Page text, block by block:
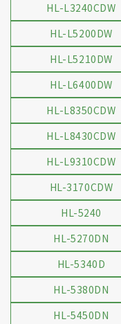
HL-L3240CDW
HL-L5200DW
HL-L5210DW
HL-L6400DW
HL-L8350CDW
HL-L8430CDW
HL-L9310CDW
HL-3170CDW
HL-5240
HL-5270DN
HL-5340D
HL-5380DN
HL-5450DN